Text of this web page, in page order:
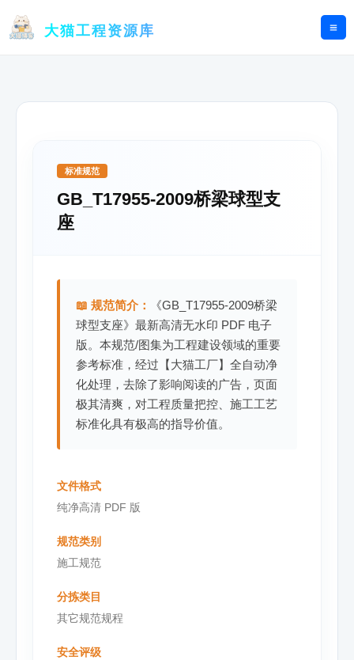
大猫工程资源库
标准规范
GB_T17955-2009桥梁球型支
座
📖 规范简介：
《GB_T17955-2009桥梁
球型支座》最新高清无水印 PDF 电子
版。本规范/图集为工程建设领域的重要
参考标准，经过【大猫工厂】全自动净
化处理，去除了影响阅读的广告，页面
极其清爽，对工程质量把控、施工工艺
标准化具有极高的指导价值。
文件格式
纯净高清 PDF 版
规范类别
施工规范
分拣类目
其它规范规程
安全评级